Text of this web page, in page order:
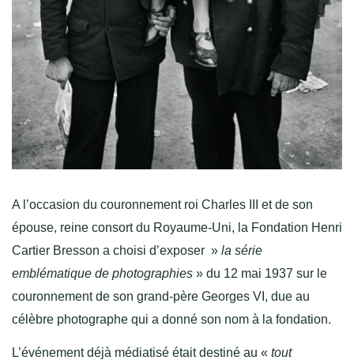
A l’occasion du couronnement roi Charles III et de son
épouse, reine consort du Royaume‑Uni, la Fondation Henri
Cartier Bresson a choisi d’exposer » la série
emblématique de photographies » du 12 mai 1937 sur le
couronnement de son grand-père Georges VI, due au
célèbre photographe qui a donné son nom à la fondation.
L’événement déjà médiatisé était destiné au « tout